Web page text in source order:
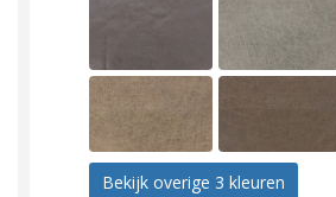
Bekijk overige 3 kleuren